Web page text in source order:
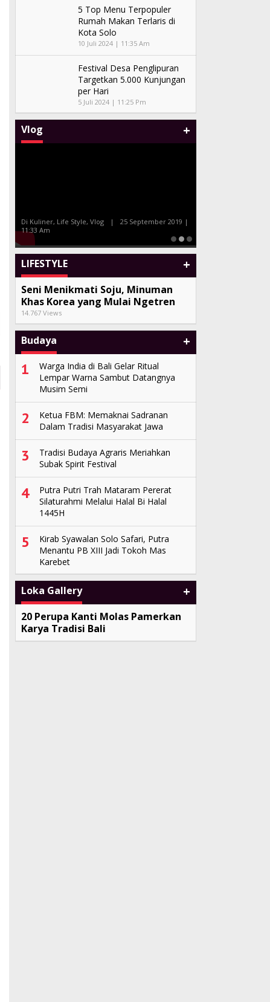
5 Top Menu Terpopuler
Rumah Makan Terlaris di
Kota Solo
10 Juli 2024 | 11:35 Am
Festival Desa Penglipuran
Targetkan 5.000 Kunjungan
per Hari
5 Juli 2024 | 11:25 Pm
Vlog +
Di Kuliner, Life Style, Vlog |
25 September 2019 |
11:33 Am
LIFESTYLE +
Seni Menikmati Soju, Minuman
Khas Korea yang Mulai Ngetren
14.767 Views
Budaya +
1
Warga India di Bali Gelar Ritual
Lempar Warna Sambut Datangnya
Musim Semi
2
Ketua FBM: Memaknai Sadranan
Dalam Tradisi Masyarakat Jawa
3
Tradisi Budaya Agraris Meriahkan
Subak Spirit Festival
4
Putra Putri Trah Mataram Pererat
Silaturahmi Melalui Halal Bi Halal
1445H
5
Kirab Syawalan Solo Safari, Putra
Menantu PB XIII Jadi Tokoh Mas
Karebet
Loka Gallery +
20 Perupa Kanti Molas Pamerkan
Karya Tradisi Bali